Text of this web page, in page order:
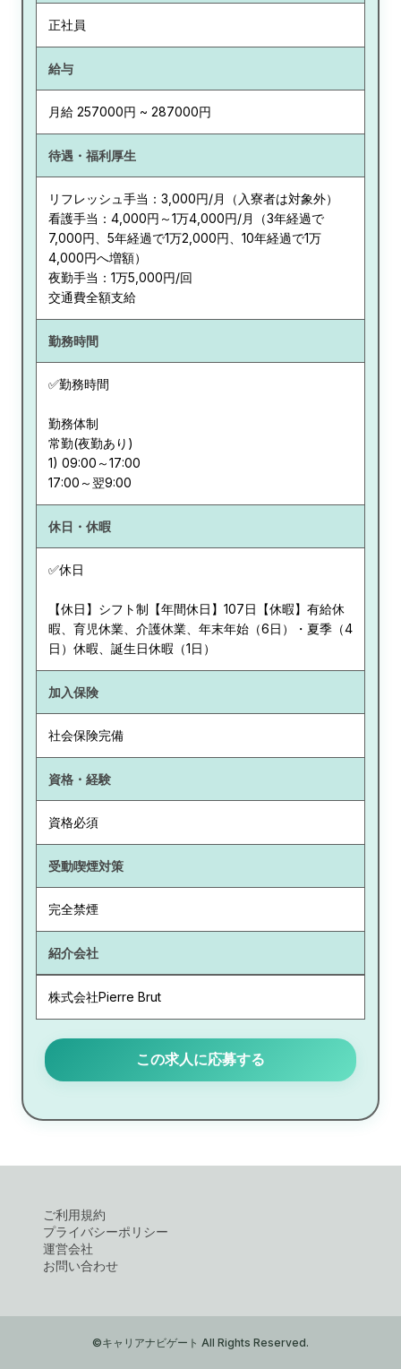
正社員
給与
月給 257000円 ~ 287000円
待遇・福利厚生
リフレッシュ手当：3,000円/月（入寮者は対象外）
看護手当：4,000円～1万4,000円/月（3年経過で
7,000円、5年経過で1万2,000円、10年経過で1万
4,000円へ増額）
夜勤手当：1万5,000円/回
交通費全額支給
勤務時間
✅勤務時間
勤務体制
常勤(夜勤あり)
1) 09:00～17:00
休日・休暇
✅休日
【休日】シフト制【年間休日】107日【休暇】有給休
暇、育児休業、介護休業、年末年始（6日）・夏季（4
日）休暇、誕生日休暇（1日）
加入保険
社会保険完備
資格・経験
資格必須
受動喫煙対策
完全禁煙
紹介会社
株式会社Pierre Brut
この求人に応募する
ご利用規約
プライバシーポリシー
運営会社
お問い合わせ
©キャリアナビゲート All Rights Reserved.